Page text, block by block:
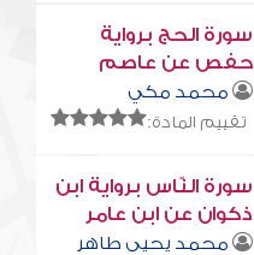
سورة الحج برواية
حفص عن عاصم
محمد مكي
تقييم المادة:
سورة النّاس برواية ابن
ذكوان عن ابن عامر
محمد يحيى طاهر